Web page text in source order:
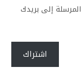
إلى بريدك
اشتراك